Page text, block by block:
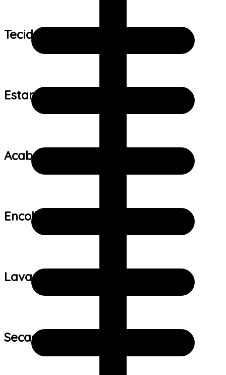
Tecido:
Estampa:
Acabamento:
Encolhimento:
Lavagem:
Secagem: